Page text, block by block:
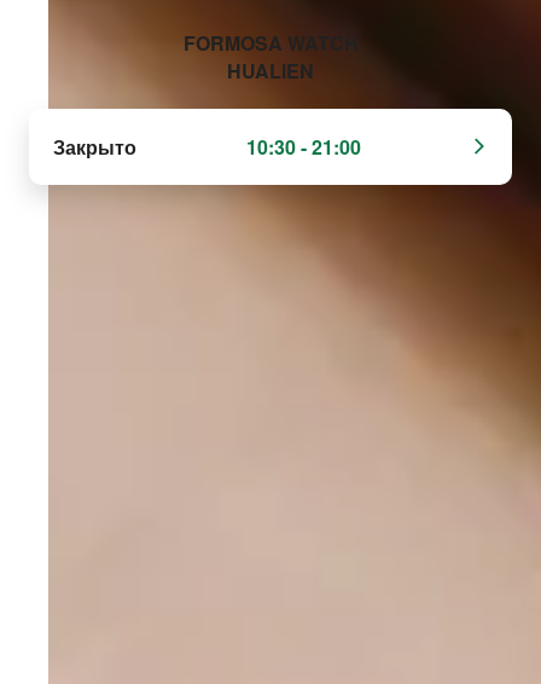
‭FORMOSA WATCH
HUALIEN‬
Закрыто 10:30 - 21:00